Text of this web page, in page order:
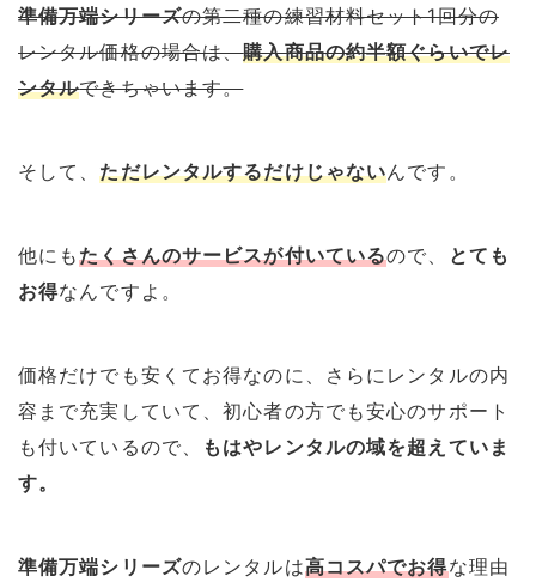
準備万端シリーズの第二種の練習材料セット1回分の
レンタル価格の場合は、購入商品の約半額ぐらいでレ
ンタルできちゃいます。
そして、ただレンタルするだけじゃないんです。
他にもたくさんのサービスが付いているので、
とても
お得なんですよ。
価格だけでも安くてお得なのに、さらにレンタルの内
容まで充実していて、初心者の方でも安心のサポート
も付いているので、
もはやレンタルの域を超えていま
す。
準備万端シリーズのレンタルは高コスパでお得な理由